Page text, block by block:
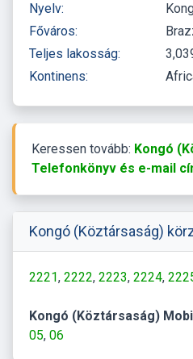
Nyelv:
Főváros:
Teljes lakosság:
Kontinens:
Keressen tovább: Kongó
Telefonkönyv és e-mail
Kongó (Köztársaság)
2221 2222 2223 2224
Kongó (Köztársaság)
05 06